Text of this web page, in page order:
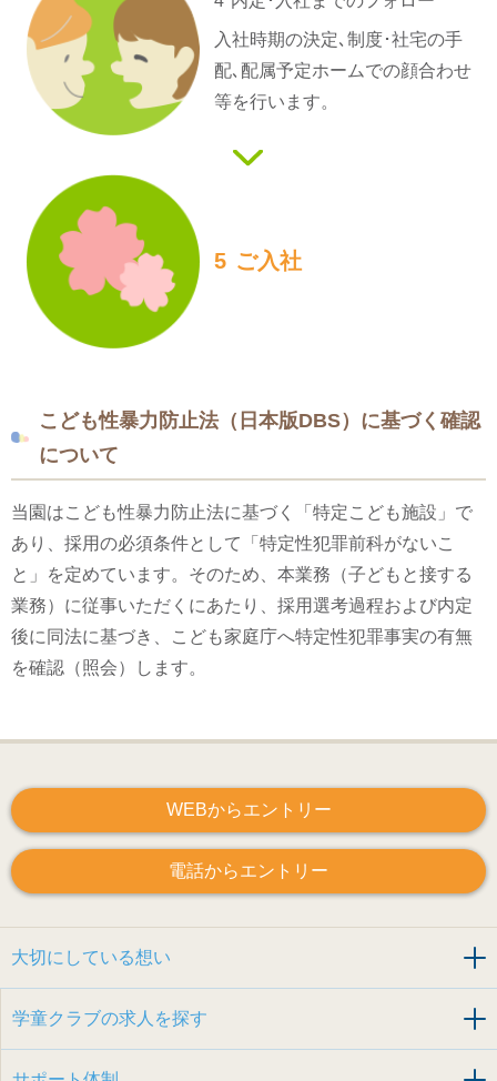
入社時期の決定､制度･社宅の手
配､配属予定ホームでの顔合わせ
等を行います。
5 ご入社
こども性暴力防止法（日本版DBS）に基づく確認
について
当園はこども性暴力防止法に基づく「特定こども施設」で
あり、採用の必須条件として「特定性犯罪前科がないこ
と」を定めています。そのため、本業務（子どもと接する
業務）に従事いただくにあたり、採用選考過程および内定
後に同法に基づき、こども家庭庁へ特定性犯罪事実の有無
を確認（照会）します。
WEBからエントリー
電話からエントリー
大切にしている想い
学童クラブの求人を探す